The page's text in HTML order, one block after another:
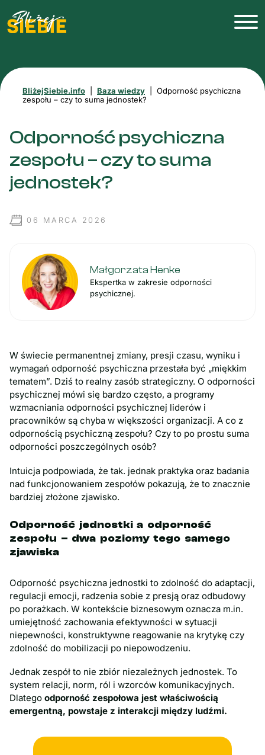
BliżejSiebie.info Baza wiedzy
Odporność psychiczna
zespołu – czy to suma jednostek?
Odporność psychiczna
zespołu – czy to suma
jednostek?
06 MARCA 2026
Małgorzata Henke
Ekspertka w zakresie odporności
psychicznej.
W świecie permanentnej zmiany, presji czasu, wyniku i
wymagań odporność psychiczna przestała być „miękkim
tematem”. Dziś to realny zasób strategiczny. O odporności
psychicznej mówi się bardzo często, a programy
wzmacniania odporności psychicznej liderów i
pracowników są chyba w większości organizacji. A co z
odpornością psychiczną zespołu? Czy to po prostu suma
odporności poszczególnych osób?
Intuicja podpowiada, że tak. jednak praktyka oraz badania
nad funkcjonowaniem zespołów pokazują, że to znacznie
bardziej złożone zjawisko.
Odporność jednostki a odporność
zespołu – dwa poziomy tego samego
zjawiska
Odporność psychiczna jednostki to zdolność do adaptacji,
regulacji emocji, radzenia sobie z presją oraz odbudowy
po porażkach. W kontekście biznesowym oznacza m.in.
umiejętność zachowania efektywności w sytuacji
niepewności, konstruktywne reagowanie na krytykę czy
zdolność do mobilizacji po niepowodzeniu.
Jednak zespół to nie zbiór niezależnych jednostek. To
system relacji, norm, ról i wzorców komunikacyjnych.
Dlatego odporność zespołowa jest właściwością
emergentną, powstaje z interakcji między ludźmi.